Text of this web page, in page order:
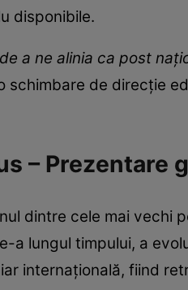
disponibile.
a ne alinia ca post
schimbare de direcție
– Prezentare
dintre cele mai vechi
a lungul timpului, a
internațională, fiind